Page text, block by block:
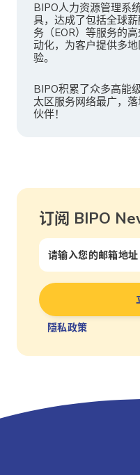
BIPO人力资源管理系
具，达成了包括全球
务（EOR）等服务的
动化，为客户提供多
验。
BIPO积累了众多高能
太区服务网络最广，
伙伴！
订阅 BIPO
隱私政策